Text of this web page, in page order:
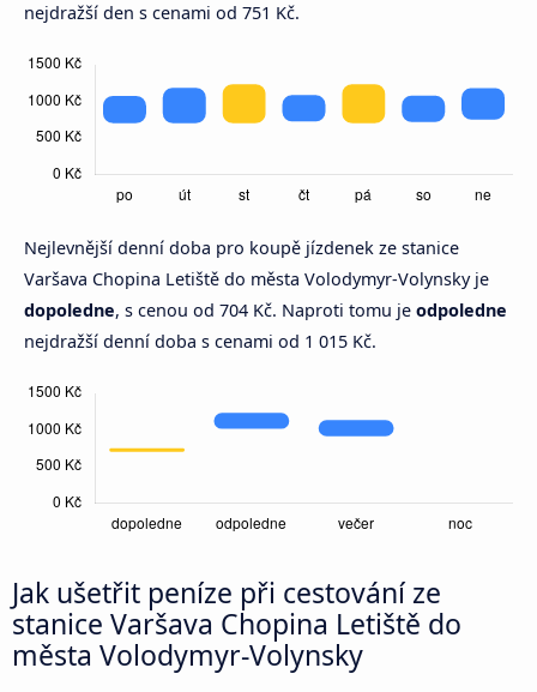
nejdražší den s cenami od 751 Kč.
Nejlevnější denní doba pro koupě jízdenek ze stanice
Varšava Chopina Letiště do města Volodymyr-Volynsky je
dopoledne, s cenou od 704 Kč. Naproti tomu je odpoledne
nejdražší denní doba s cenami od 1 015 Kč.
Jak ušetřit peníze při cestování ze
stanice Varšava Chopina Letiště do
města Volodymyr-Volynsky